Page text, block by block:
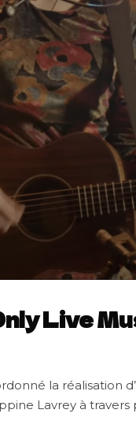
Live
la réalisation
Lavrey à